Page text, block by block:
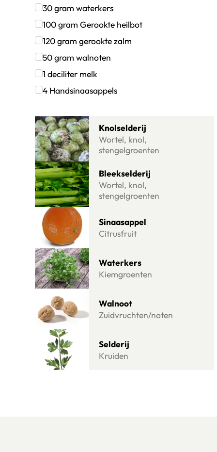
Klik om dit selectievakje aan te vinken
30gram waterkers
Klik om dit selectievakje aan te vinken
100gram Gerookte heilbot
Klik om dit selectievakje aan te vinken
120gram gerookte zalm
Klik om dit selectievakje aan te vinken
50gram walnoten
Klik om dit selectievakje aan te vinken
1 deciliter melk
Klik om dit selectievakje aan te vinken
4 Handsinaasappels
Knolselderij
Wortel, knol,
stengelgroenten
Lees meer over Knolselderij
Bleekselderij
Wortel, knol,
stengelgroenten
Lees meer over Bleekselderij
Sinaasappel
Citrusfruit
Lees meer over Sinaasappel
Waterkers
Kiemgroenten
Lees meer over Waterkers
Walnoot
Zuidvruchten/noten
Lees meer over Walnoot
Selderij
Kruiden
Lees meer over Selderij